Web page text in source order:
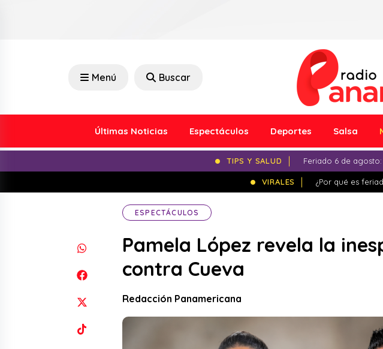
Menú Buscar
Últimas Noticias Espectáculos Deportes Salsa
TIPS Y SALUD Feriado 6 de
VIRALES ¿Por qué es
ESPECTÁCULOS
Pamela López revela la
contra Cueva
Redacción Panamericana